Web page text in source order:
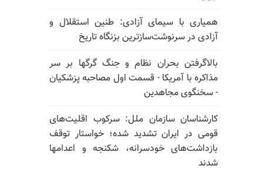
همیاری با سیمای آزادی: طنین استقلال و
آزادی در سرنوشت‌سازترین بزنگاه تاریخ
بالا‌گرفتن بحران نظام و جنگ گرگها بر سر
مذاکره با آمریکا - قسمت اول مصاحبه پزشکیان
- سخنگوی مجاهدین
کارشناسان سازمان ملل: سرکوب اقلیت‌های
قومی در ایران تشدید شده؛ خواستار توقف
بازداشت‌های خودسرانه، شکنجه و اعدامها
شدند